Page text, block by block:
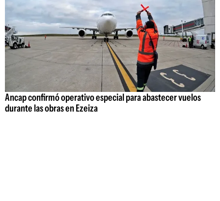
Ancap confirmó operativo especial para abastecer vuelos
durante las obras en Ezeiza